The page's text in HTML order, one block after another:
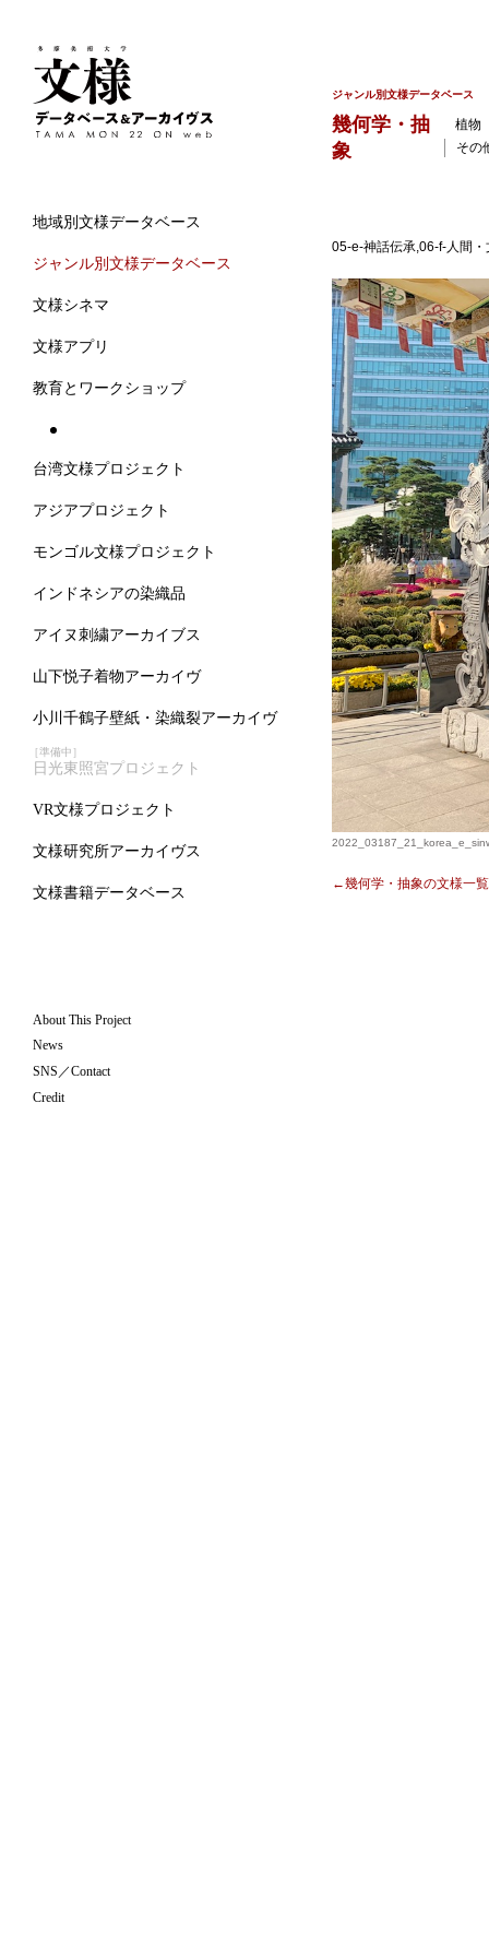
地域別文様データベース
ジャンル別文様データベース
文様シネマ
文様アプリ
教育とワークショップ
台湾文様プロジェクト
アジアプロジェクト
モンゴル文様プロジェクト
インドネシアの染織品
アイヌ刺繍アーカイブス
山下悦子着物アーカイヴ
小川千鶴子壁紙・染織裂アーカイヴ
［準備中］
日光東照宮プロジェクト
VR文様プロジェクト
文様研究所アーカイヴス
文様書籍データベース
About This Project
News
SNS／Contact
Credit
ジャンル別文様データベース
幾何学・抽
象
植物
その
05-e-神話伝承,06-f-人間
←幾何学・抽象の文様一